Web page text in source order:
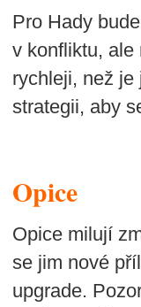
Pro Hady
v konfliktu, ale
rychleji, než
strategii, aby
Opice
Opice milují
se jim nové
upgrade.